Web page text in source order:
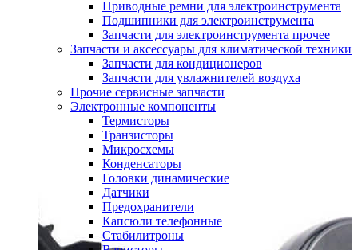
Приводные ремни для электроинструмента
Подшипники для электроинструмента
Запчасти для электроинструмента прочее
Запчасти и аксессуары для климатической техники
Запчасти для кондиционеров
Запчасти для увлажнителей воздуха
Прочие сервисные запчасти
Электронные компоненты
Термисторы
Транзисторы
Микросхемы
Конденсаторы
Головки динамические
Датчики
Предохранители
Капсюли телефонные
Стабилитроны